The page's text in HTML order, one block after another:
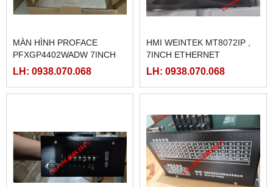
MÀN HÌNH PROFACE
PFXGP4402WADW 7INCH
LH: 0938.070.068
HMI WEINTEK MT8072IP ,
7INCH ETHERNET
LH: 0938.070.068